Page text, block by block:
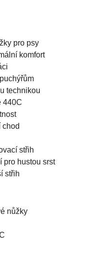
pro psy
komfort
technikou
440C
chod
střih
pro hustou srst
střih
nůžky